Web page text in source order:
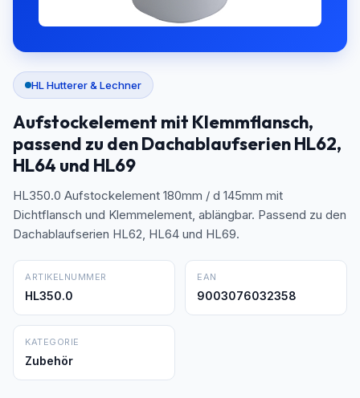
HL Hutterer & Lechner
Aufstockelement mit Klemmflansch,
passend zu den Dachablaufserien HL62,
HL64 und HL69
HL350.0 Aufstockelement 180mm / d 145mm mit
Dichtflansch und Klemmelement, ablängbar. Passend zu den
Dachablaufserien HL62, HL64 und HL69.
ARTIKELNUMMER
HL350.0
EAN
9003076032358
KATEGORIE
Zubehör